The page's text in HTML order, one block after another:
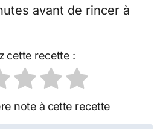
avant de rincer à
cette recette :
note à cette recette